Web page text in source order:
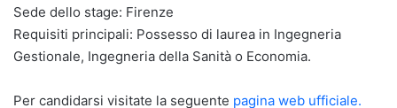
Sede dello stage: Firenze
Requisiti principali: Possesso di laurea in Ingegneria
Gestionale, Ingegneria della Sanità o Economia.
Per candidarsi visitate la seguente pagina web ufficiale.